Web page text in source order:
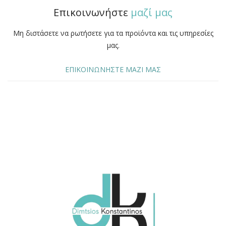
Επικοινωνήστε μαζί μας
Μη διστάσετε να ρωτήσετε για τα προϊόντα και τις υπηρεσίες
μας.
ΕΠΙΚΟΙΝΩΝΗΣΤΕ ΜΑΖΙ ΜΑΣ